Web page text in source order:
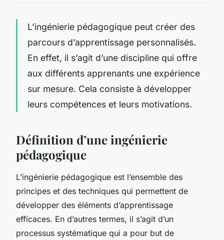
L’ingénierie pédagogique peut créer des
parcours d’apprentissage personnalisés.
En effet, il s’agit d’une discipline qui offre
aux différents apprenants une expérience
sur mesure. Cela consiste à développer
leurs compétences et leurs motivations.
Définition d’une ingénierie
pédagogique
L’ingénierie pédagogique est l’ensemble des
principes et des techniques qui permettent de
développer des éléments d’apprentissage
efficaces. En d’autres termes, il s’agit d’un
processus systématique qui a pour but de